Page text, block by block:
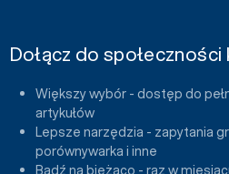
Dołącz do
Większy wybór - dostęp do
artykułów
Lepsze narzędzia - zapytania
porównywarka i inne